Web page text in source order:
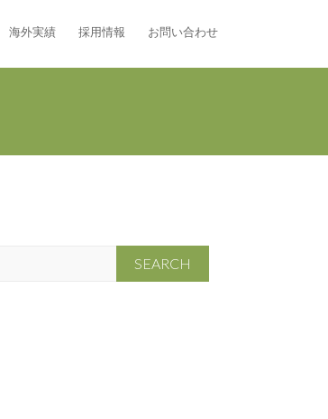
海外実績 採用情報 お問い合わせ